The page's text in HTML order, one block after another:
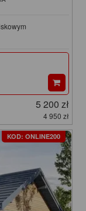
5 200 zł
4 950 zł
KOD: ONLINE200